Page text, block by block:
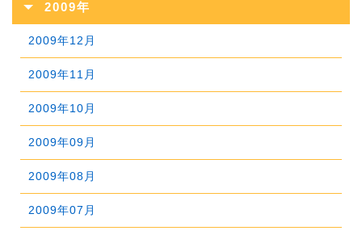
2018年01月
2017年03月
2017年02月
2017年01月
2015年05月
2015年04月
2015年03月
2015年02月
2015年01月
2014年06月
2014年05月
2014年04月
2014年03月
2014年02月
2014年01月
2013年08月
2013年07月
2013年06月
2013年05月
2013年04月
2013年03月
2013年02月
2012年09月
2012年08月
2012年07月
2012年06月
2012年05月
2012年04月
2012年03月
2011年10月
2011年09月
2011年08月
2011年07月
2011年06月
2011年05月
2011年04月
2009年
2009年12月
2009年11月
2009年10月
2009年09月
2009年08月
2009年07月